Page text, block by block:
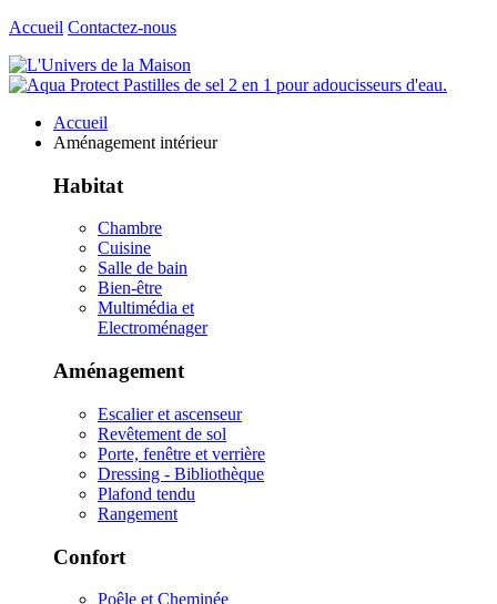
Accueil Contactez-nous
Accueil
Aménagement intérieur
Habitat
Chambre
Cuisine
Salle de bain
Bien-être
Multimédia et
Electroménager
Aménagement
Escalier et ascenseur
Revêtement de sol
Porte, fenêtre et verrière
Dressing - Bibliothèque
Plafond tendu
Rangement
Confort
Poêle et Cheminée